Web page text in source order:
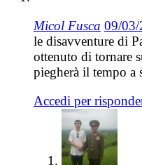
Micol Fusca 09/03/
le disavventure di
ottenuto di tornare
piegherà il tempo a
Accedi per